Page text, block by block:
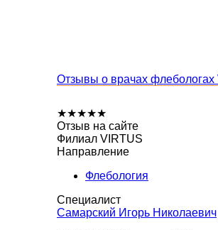
Отзывы о врачах флебологах
★★★★★
Отзыв на сайте
Филиал VIRTUS
Направление
Флебология
Специалист
Самарский Игорь Николаевич